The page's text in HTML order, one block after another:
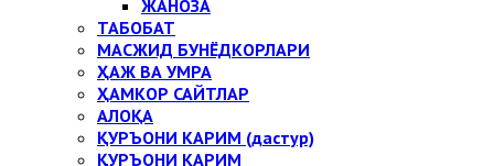
ЖАНОЗА
ТАБОБАТ
МАСЖИД БУНЁДКОРЛАРИ
ҲАЖ ВА УМРА
ҲАМКОР САЙТЛАР
АЛОҚА
ҚУРЪОНИ КАРИМ (дастур)
ҚУРЪОНИ КАРИМ